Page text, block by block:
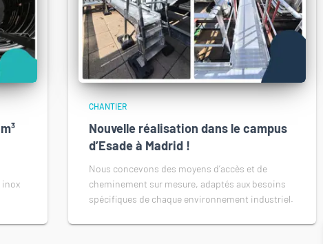
inox
CHANTIER
Nouvelle réalisation dans le campus
d’Esade à Madrid !
Nous concevons des moyens d’accès et de
cheminement sur mesure, adaptés aux besoins
spécifiques de chaque environnement industriel.